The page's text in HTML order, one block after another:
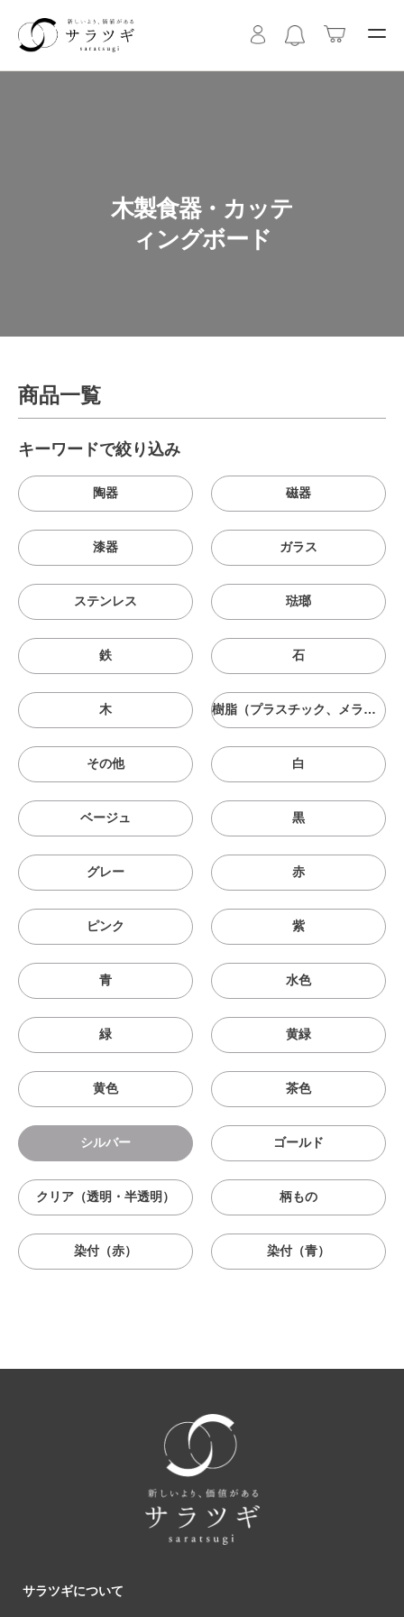
木製食器・カッテ
ィングボード
商品一覧
キーワードで絞り込み
陶器 磁器
漆器 ガラス
ステンレス 琺瑯
鉄 石
木 樹脂（プラスチック、メラニン、シリコン等）
その他 白
ベージュ 黒
グレー 赤
ピンク 紫
青 水色
緑 黄緑
黄色 茶色
シルバー ゴールド
クリア（透明・半透明） 柄もの
染付（赤） 染付（青）
サラツギについて